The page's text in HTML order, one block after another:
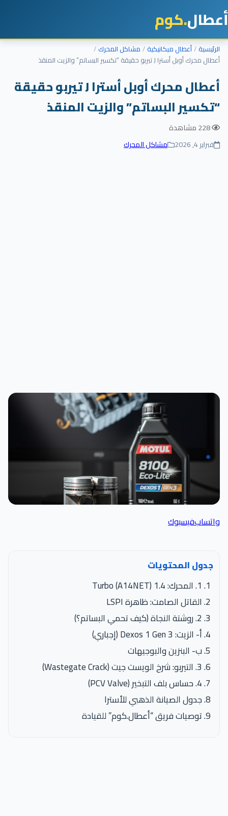
أعطال.كوم
الرئيسية أعطال ميكانيكية
مشاكل المحرك
أعطال محرك أوبل أسترا J تيربو حقيقة “تكسير البساتم” والزيت المنقذ
أعطال محرك أوبل أسترا J تيربو حقيقة
“تكسير البساتم” والزيت المنقذ
فبراير 4, 2026 مشاكل المحرك
واتسابفيسبوك
جدول المحتويات
1. المحرك: 1.4 Turbo (A14NET)
القاتل الصامت: ظاهرة LSPI
2. روشتة النجاة (كيف تحمي البساتم؟)
أ- الزيت: Dexos 1 Gen 3 (إجباري)
ب- البنزين والبوجيهات
3. التيربو: شرخ الويست جيت (Wastegate Crack)
4. حساس بلف التبخير (PCV Valve)
جدول الصيانة الذهبي للأسترا
توصيات فريق “أعطال.كوم” للقيادة